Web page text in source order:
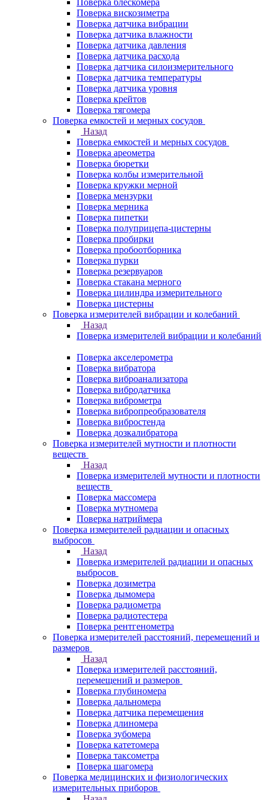
Поверка блескомера
Поверка вискозиметра
Поверка датчика вибрации
Поверка датчика влажности
Поверка датчика давления
Поверка датчика расхода
Поверка датчика силоизмерительного
Поверка датчика температуры
Поверка датчика уровня
Поверка крейтов
Поверка тягомера
Поверка емкостей и мерных сосудов
Назад
Поверка емкостей и мерных сосудов
Поверка ареометра
Поверка бюретки
Поверка колбы измерительной
Поверка кружки мерной
Поверка мензурки
Поверка мерника
Поверка пипетки
Поверка полуприцепа-цистерны
Поверка пробирки
Поверка пробоотборника
Поверка пурки
Поверка резервуаров
Поверка стакана мерного
Поверка цилиндра измерительного
Поверка цистерны
Поверка измерителей вибрации и колебаний
Назад
Поверка измерителей вибрации и колебаний
Поверка акселерометра
Поверка вибратора
Поверка виброанализатора
Поверка вибродатчика
Поверка виброметра
Поверка вибропреобразователя
Поверка вибростенда
Поверка дозкалибратора
Поверка измерителей мутности и плотности
веществ
Назад
Поверка измерителей мутности и плотности
веществ
Поверка массомера
Поверка мутномера
Поверка натриймера
Поверка измерителей радиации и опасных
выбросов
Назад
Поверка измерителей радиации и опасных
выбросов
Поверка дозиметра
Поверка дымомера
Поверка радиометра
Поверка радиотестера
Поверка рентгенометра
Поверка измерителей расстояний, перемещений и
размеров
Назад
Поверка измерителей расстояний,
перемещений и размеров
Поверка глубиномера
Поверка дальномера
Поверка датчика перемещения
Поверка длиномера
Поверка зубомера
Поверка катетомера
Поверка таксометра
Поверка шагомера
Поверка медицинских и физиологических
измерительных приборов